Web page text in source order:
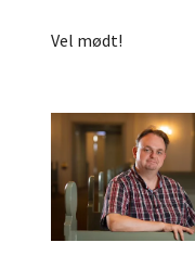
Vel mødt!